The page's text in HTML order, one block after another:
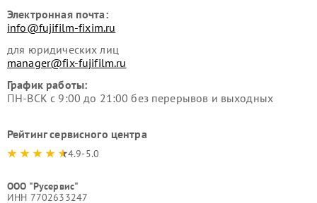
Электронная почта:
info@fujifilm-fixim.ru
для юридических лиц
manager@fix-fujifilm.ru
График работы:
ПН-ВСК с 9:00 до 21:00 без перерывов и выходных
Рейтинг сервисного центра
4.9-5.0
ООО "Русервис"
ИНН 7702633247